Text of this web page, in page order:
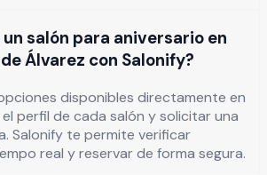
salón para aniversario en
Álvarez con Salonify?
disponibles directamente en
perfil de cada salón y solicitar una
Salonify te permite verificar
real y reservar de forma segura.